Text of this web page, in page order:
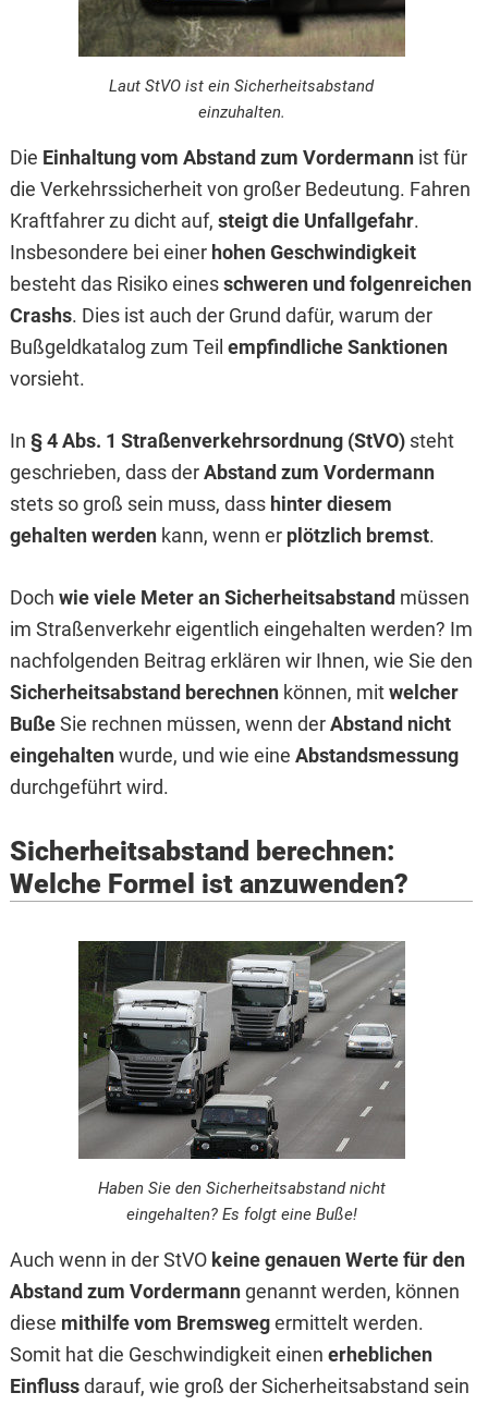
Laut StVO ist ein Sicherheitsabstand
einzuhalten.
Die Einhaltung vom Abstand zum Vordermannist für
die Verkehrssicherheit von großer Bedeutung. Fahren
Kraftfahrer zu dicht auf, steigt die Unfallgefahr.
Insbesondere bei einer hohen Geschwindigkeit
besteht das Risiko einesschweren und folgenreichen
Crashs. Dies ist auch der Grund dafür, warum der
Bußgeldkatalog zum Teil empfindliche Sanktionen
vorsieht.
In § 4 Abs. 1 Straßenverkehrsordnung (StVO)steht
geschrieben, dass derAbstand zum Vordermann
stets so groß sein muss, dass hinter diesem
gehalten werdenkann, wenn er plötzlich bremst.
Doch wie viele Meter an Sicherheitsabstand müssen
im Straßenverkehr eigentlich eingehalten werden? Im
nachfolgenden Beitrag erklären wir Ihnen, wie Sie den
Sicherheitsabstand berechnenkönnen, mitwelcher
BußeSie rechnen müssen, wenn derAbstand nicht
eingehaltenwurde, und wie eine Abstandsmessung
durchgeführt wird.
Sicherheitsabstand berechnen:
Welche Formel ist anzuwenden?
Haben Sie den Sicherheitsabstand nicht
eingehalten? Es folgt eine Buße!
Auch wenn in der StVO keine genauen Werte für den
Abstand zum Vordermanngenannt werden, können
diese mithilfe vom Bremswegermittelt werden.
Somit hat die Geschwindigkeit einen erheblichen
Einflussdarauf, wie groß der Sicherheitsabstand sein